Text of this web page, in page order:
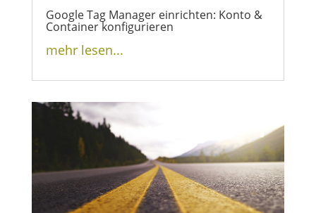
Google Tag Manager einrichten: Konto &
Container konfigurieren
mehr lesen...